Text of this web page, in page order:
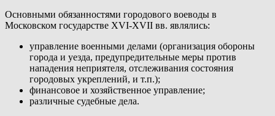
Основными обязанностями городового воеводы в
Московском государстве XVI-XVII вв. являлись:
управление военными делами (организация обороны
города и уезда, предупредительные меры против
нападения неприятеля, отслеживания состояния
городовых укреплений, и т.п.);
финансовое и хозяйственное управление;
различные судебные дела.